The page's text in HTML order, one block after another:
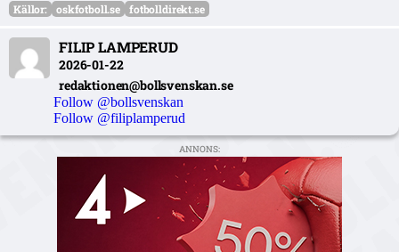
Källor: oskfotboll.se fotbolldirekt.se
FILIP LAMPERUD
2026-01-22
redaktionen@bollsvenskan.se
Follow @bollsvenskan
Follow @filiplamperud
ANNONS: